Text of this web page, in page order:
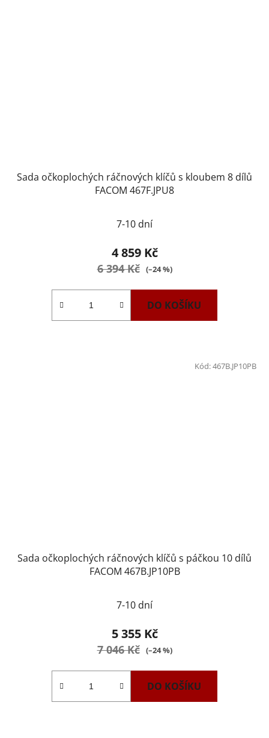
Sada očkoplochých ráčnových klíčů s kloubem 8 dílů
FACOM 467F.JPU8
7-10 dní
4 859 Kč
6 394 Kč (–24 %)
DO KOŠÍKU
Sada očkoplochých ráčnových klíčů s páčkou 10 dílů
FACOM 467B.JP10PB
hodnocení
produktu
je
7-10 dní
5 355 Kč
7 046 Kč (–24 %)
DO KOŠÍKU
Kód:467B.JP10PB